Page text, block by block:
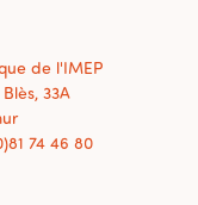
de l'IMEP
33A
74 46 80